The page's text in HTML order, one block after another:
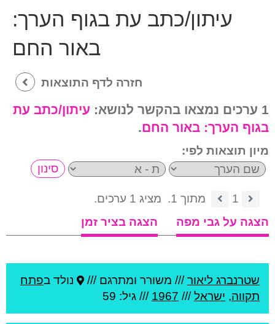
עיתון/כתב עת בגוף הערך:
באור החם
חזרה לדף התוצאות
1 ערכים נמצאו בהקשר לנושא:
עיתון/כתב עת
בגוף הערך: באור החם.
מיון תוצאות לפי:
1 מתוך 1.
מציג 1 ערכים.
הצגה על גבי מפה
הצגה בציר זמן
שטרנברג ליאור/// משורר ומתרגם /// נולד בפתח
תקווה, ישראל///
1967 /// גיל: 59